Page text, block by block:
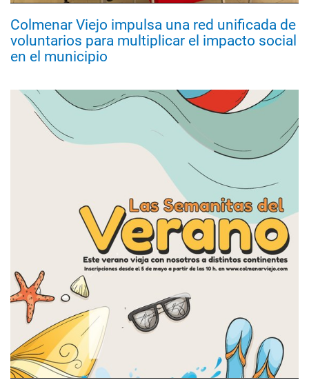
Colmenar Viejo impulsa una red unificada de
voluntarios para multiplicar el impacto social
en el municipio